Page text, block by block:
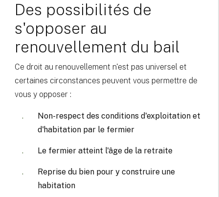
Des possibilités de
s'opposer au
renouvellement du bail
Ce droit au renouvellement n'est pas universel et
certaines circonstances peuvent vous permettre de
vous y opposer :
Non-respect des conditions d'exploitation et
d'habitation par le fermier
Le fermier atteint l'âge de la retraite
Reprise du bien pour y construire une
habitation